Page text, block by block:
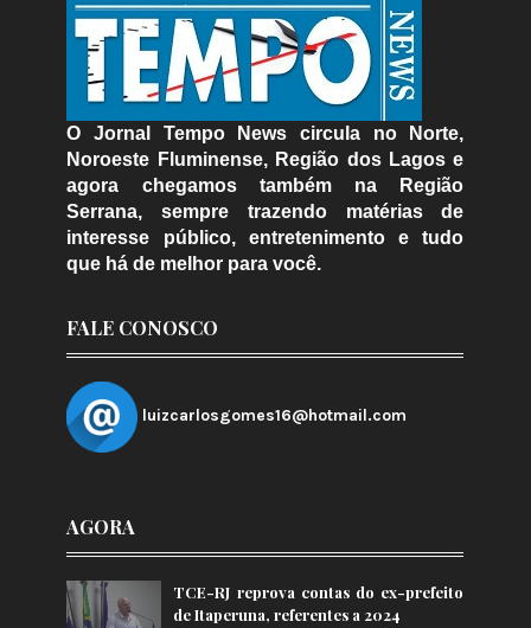
O Jornal Tempo News circula no Norte,
Noroeste Fluminense, Região dos Lagos e
agora chegamos também na Região
Serrana, sempre trazendo matérias de
interesse público, entretenimento e tudo
que há de melhor para você.
FALE CONOSCO
luizcarlosgomes16@hotmail.com
AGORA
TCE-RJ reprova contas do ex-prefeito
de Itaperuna, referentes a 2024